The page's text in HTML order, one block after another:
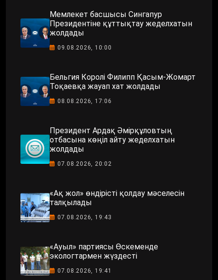
Мемлекет басшысы Сингапур
Президентіне құттықтау жеделхатын
жолдады
09.08.2026, 10:00
Бельгия Королі Филипп Қасым-Жомарт
Тоқаевқа жауап хат жолдады
08.08.2026, 17:06
Президент Ардақ Әмірқұловтың
отбасына көңіл айту жеделхатын
жолдады
07.08.2026, 20:02
«Ақ жол» өндірісті қолдау мәселесін
талқылады
07.08.2026, 19:43
«Ауыл» партиясы Өскеменде
экологтармен жүздесті
07.08.2026, 19:41